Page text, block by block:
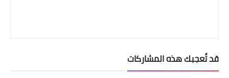
قد تُعجبك هذه المشاركات